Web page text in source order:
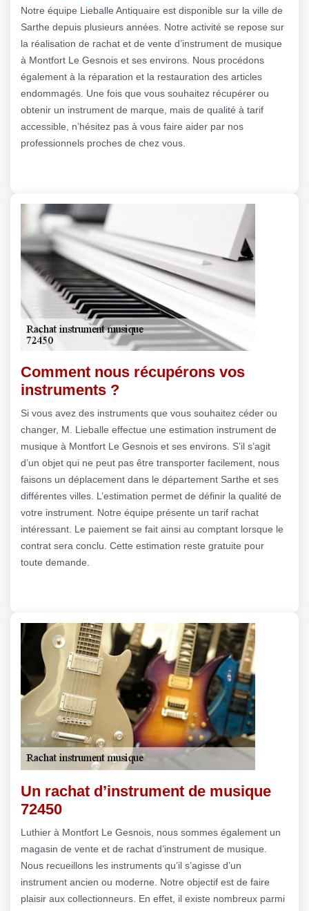
Notre équipe Lieballe Antiquaire est disponible sur la ville de
Sarthe depuis plusieurs années. Notre activité se repose sur
la réalisation de rachat et de vente d’instrument de musique
à Montfort Le Gesnois et ses environs. Nous procédons
également à la réparation et la restauration des articles
endommagés. Une fois que vous souhaitez récupérer ou
obtenir un instrument de marque, mais de qualité à tarif
accessible, n’hésitez pas à vous faire aider par nos
professionnels proches de chez vous.
Comment nous récupérons vos
instruments ?
Si vous avez des instruments que vous souhaitez céder ou
changer, M. Lieballe effectue une estimation instrument de
musique à Montfort Le Gesnois et ses environs. S’il s’agit
d’un objet qui ne peut pas être transporter facilement, nous
faisons un déplacement dans le département Sarthe et ses
différentes villes. L’estimation permet de définir la qualité de
votre instrument. Notre équipe présente un tarif rachat
intéressant. Le paiement se fait ainsi au comptant lorsque le
contrat sera conclu. Cette estimation reste gratuite pour
toute demande.
Un rachat d’instrument de musique
72450
Luthier à Montfort Le Gesnois, nous sommes également un
magasin de vente et de rachat d’instrument de musique.
Nous recueillons les instruments qu’il s’agisse d’un
instrument ancien ou moderne. Notre objectif est de faire
plaisir aux collectionneurs. En effet, il existe nombreux parmi